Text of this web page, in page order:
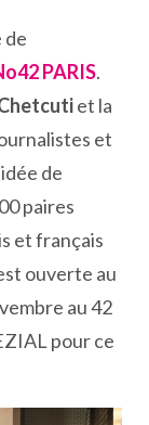
de
PARIS.
et la
et
de
paires
et français
ouverte au
au 42
pour ce